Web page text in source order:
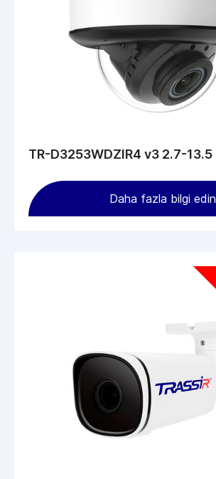
TR-D3253WDZIR4 v3 2.7-13.5
Daha fazla bilgi edin